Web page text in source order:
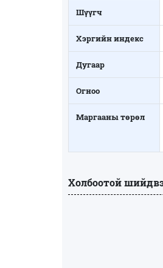
Шүүгч
Хэргийн индекс
Дугаар
Огноо
Маргааны төрөл
Холбоотой